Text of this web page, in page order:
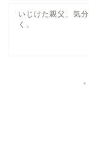
いじけた親父、気
く。